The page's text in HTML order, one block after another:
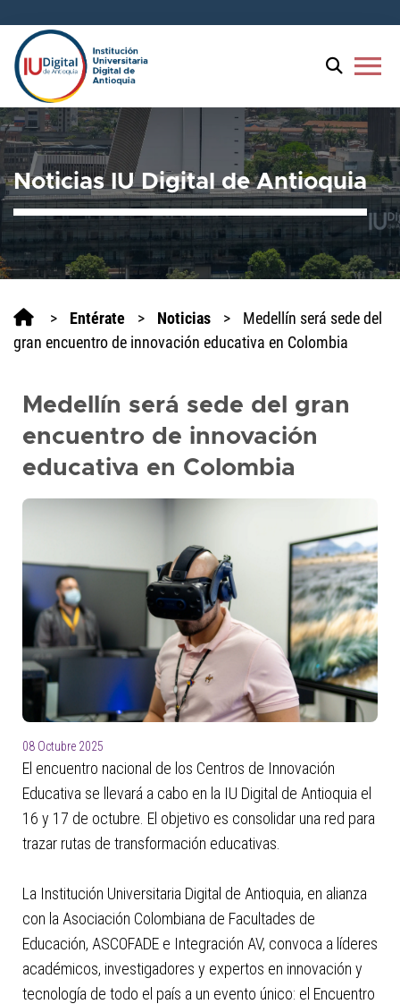
menu
Noticias IU Digital de Antioquia
> Entérate > Noticias >
Medellín será sede del
gran encuentro de innovación educativa en Colombia
Medellín será sede del gran
encuentro de innovación
educativa en Colombia
08 Octubre 2025
El encuentro nacional de los Centros de Innovación
Educativa se llevará a cabo en la IU Digital de Antioquia el
16 y 17 de octubre. El objetivo es consolidar una red para
trazar rutas de transformación educativas.
La Institución Universitaria Digital de Antioquia, en alianza
con la Asociación Colombiana de Facultades de
Educación, ASCOFADE e Integración AV, convoca a líderes
académicos, investigadores y expertos en innovación y
tecnología de todo el país a un evento único: el Encuentro